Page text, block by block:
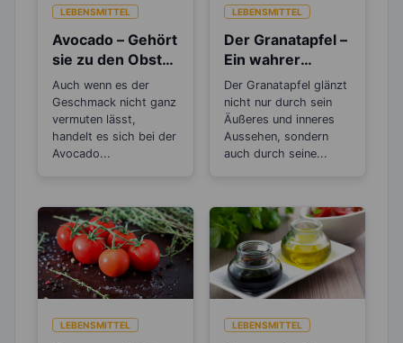
LEBENSMITTEL
Avocado – Gehört
sie zu den Obst-
oder
Gemüsesorten?
Auch wenn es der
Geschmack nicht ganz
vermuten lässt,
handelt es sich bei der
Avocado...
LEBENSMITTEL
Der Granatapfel –
Ein wahrer
Jungbrunnen
Der Granatapfel glänzt
nicht nur durch sein
Äußeres und inneres
Aussehen, sondern
auch durch seine...
LEBENSMITTEL LEBENSMITTEL